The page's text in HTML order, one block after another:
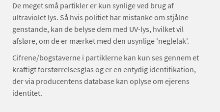
De meget små partikler er kun synlige ved brug af
ultraviolet lys. Så hvis politiet har mistanke om stjålne
genstande, kan de belyse dem med UV-lys, hvilket vil
afsløre, om de er mærket med den usynlige 'neglelak'.
Cifrene/bogstaverne i partiklerne kan kun ses gennem et
kraftigt forstørrelsesglas og er en entydig identifikation,
der via producentens database kan oplyse om ejerens
identitet.